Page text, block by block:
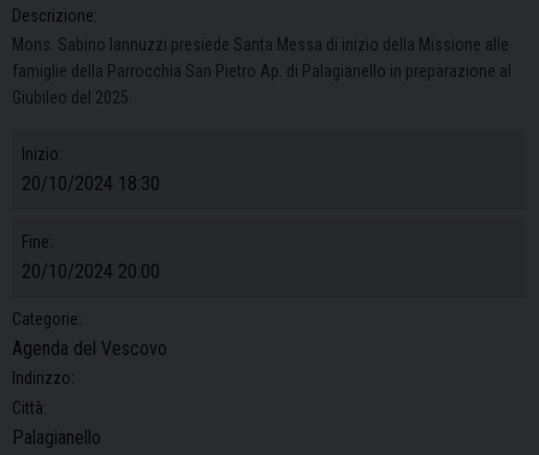
Descrizione:
Mons. Sabino Iannuzzi presiede Santa Messa di inizio della Missione alle
famiglie della Parrocchia San Pietro Ap. di Palagianello in preparazione al
Giubileo del 2025.
Inizio:
20/10/2024 18:30
Fine:
20/10/2024 20:00
Categorie:
Agenda del Vescovo
Indirizzo:
Città:
Palagianello